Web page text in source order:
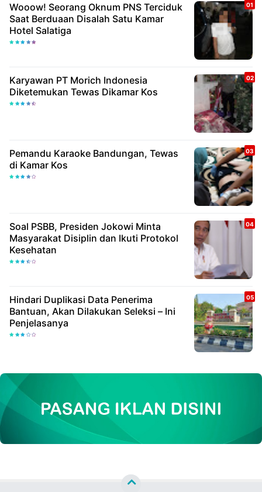
Wooow! Seorang Oknum PNS Terciduk
Saat Berduaan Disalah Satu Kamar
Hotel Salatiga
Karyawan PT Morich Indonesia
Diketemukan Tewas Dikamar Kos
Pemandu Karaoke Bandungan, Tewas
di Kamar Kos
Soal PSBB, Presiden Jokowi Minta
Masyarakat Disiplin dan Ikuti Protokol
Kesehatan
Hindari Duplikasi Data Penerima
Bantuan, Akan Dilakukan Seleksi – Ini
Penjelasanya